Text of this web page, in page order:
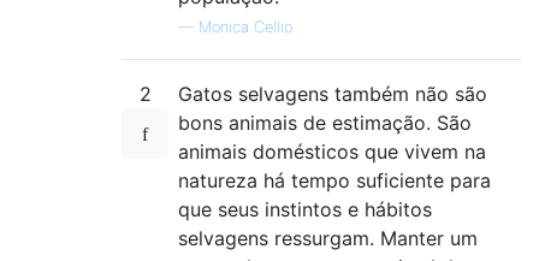
— Monica Cellio
2
Gatos selvagens também não são
bons animais de estimação. São
animais domésticos que vivem na
natureza há tempo suficiente para
que seus instintos e hábitos
selvagens ressurgam. Manter um